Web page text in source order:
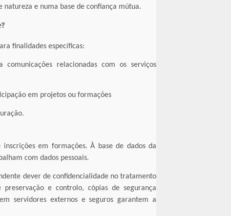
e numa base de confiança mútua.
finalidades específicas:
relacionadas com os serviços
em projetos ou formações
inscrições em formações. À base de dados da
com dados pessoais.
dever de confidencialidade no tratamento
preservação e controlo, cópias de segurança
servidores externos e seguros garantem a